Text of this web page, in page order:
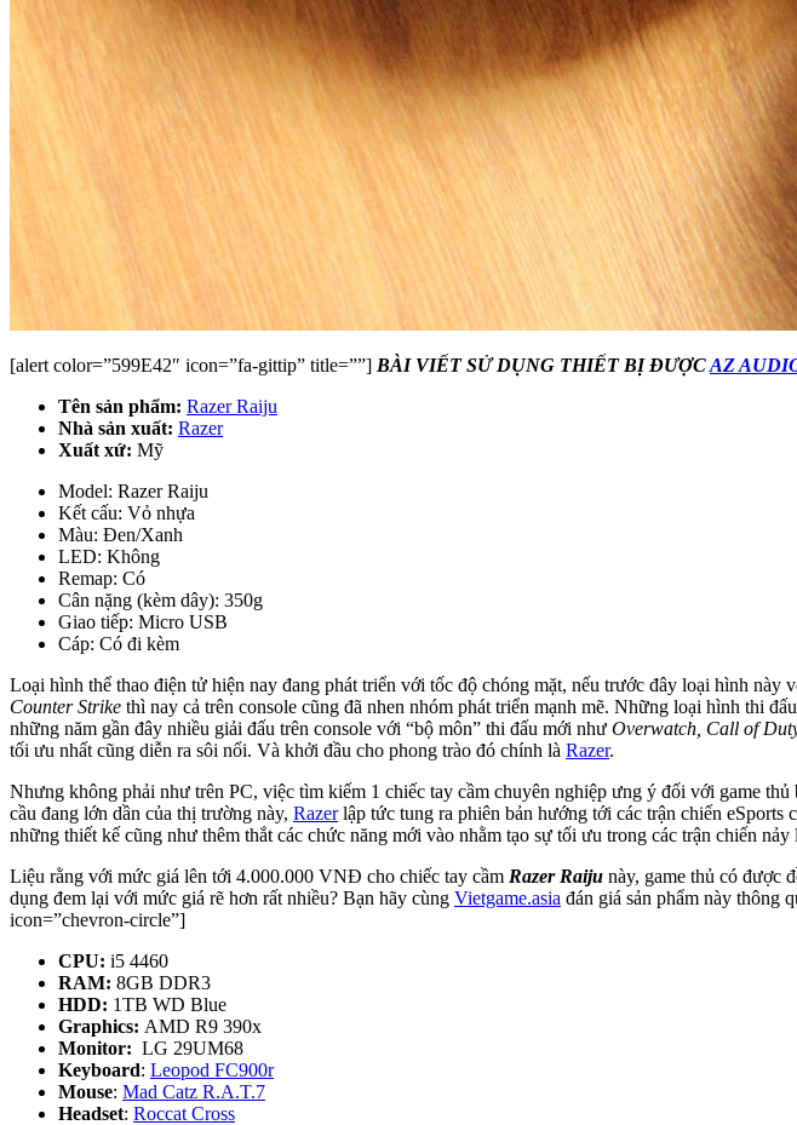
[alert color=”599E42″ icon=”fa-gittip” title=””] BÀI VIẾT SỬ DỤNG THIẾT BỊ ĐƯỢCAZ
Tên sản phẩm: Razer Raiju
Nhà sản xuất: Razer
Xuất xứ: Mỹ
Model: Razer Raiju
Kết cấu: Vỏ nhựa
Màu: Đen/Xanh
LED: Không
Remap: Có
Cân nặng (kèm dây): 350g
Giao tiếp: Micro USB
Cáp: Có đi kèm
Loại hình thể thao điện tử hiện nay đang phát triển với tốc độ chóng mặt, nếu trước đây loại hình này
Counter Strike thì nay cả trên console cũng đã nhen nhóm phát triển mạnh mẽ. Những loại hình thi
những năm gần đây nhiều giải đấu trên console với “bộ môn” thi đấu mới như Overwatch, Call of
tối ưu nhất cũng diễn ra sôi nổi. Và khởi đầu cho phong trào đó chính là Razer.
Nhưng không phải như trên PC, việc tìm kiếm 1 chiếc tay cầm chuyên nghiệp ưng ý đối với game
cầu đang lớn dần của thị trường này, Razerlập tức tung ra phiên bản hướng tới các trận chiến eSports
những thiết kế cũng như thêm thắt các chức năng mới vào nhằm tạo sự tối ưu trong các trận chiến nảy
Liệu rằng với mức giá lên tới 4.000.000 VNĐ cho chiếc tay cầm Razer Raiju này, game thủ có được
dụng đem lại với mức giá rẽ hơn rất nhiều? Bạn hãy cùng Vietgame.asia đán giá sản phẩm này thông
icon=”chevron-circle”]
CPU: i5 4460
RAM: 8GB DDR3
HDD: 1TB WD Blue
Graphics: AMD R9 390x
Monitor: LG 29UM68
Keyboard: Leopod FC900r
Mouse: Mad Catz R.A.T.7
Headset: Roccat Cross